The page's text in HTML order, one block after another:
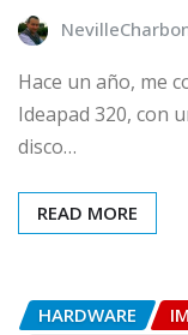
Hace un año, me
Ideapad 320, con
disco…
READ MORE
HARDWARE